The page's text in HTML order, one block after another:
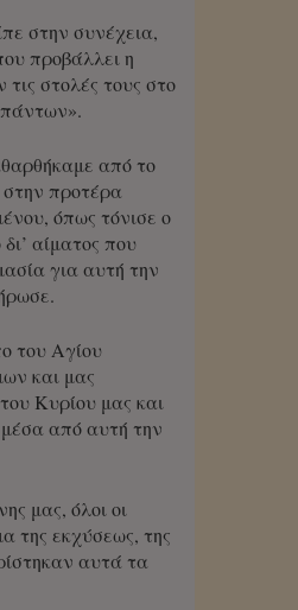
στην συνέχεια,
προβάλλει η
τις στολές τους στο
από το
προτέρα
όπως τόνισε ο
αίματος που
για αυτή την
του Αγίου
και μας
Κυρίου μας και
μέσα από αυτή την
μας, όλοι οι
της εκχύσεως, της
αυτά τα